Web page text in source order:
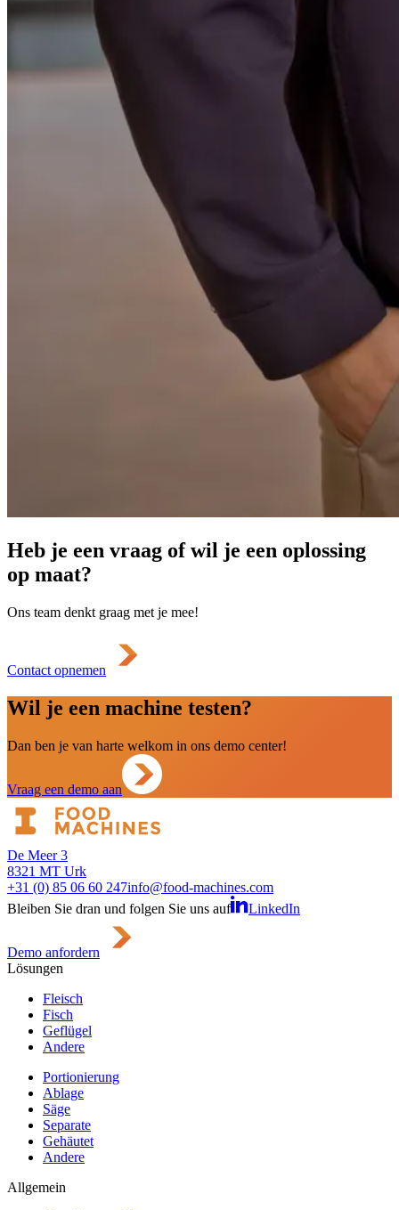
Heb je een vraag of wil je een oplossing
op maat?
Ons team denkt graag met je mee!
Contact opnemen
Wil je een machine testen?
Dan ben je van harte welkom in ons demo center!
Vraag een demo aan
De Meer 3
8321 MT Urk
+31 (0) 85 06 60 247info@food-machines.com
Bleiben Sie dran und folgen Sie uns auf
LinkedIn
Demo anfordern
Lösungen
Fleisch
Fisch
Geflügel
Andere
Portionierung
Ablage
Säge
Separate
Gehäutet
Andere
Allgemein